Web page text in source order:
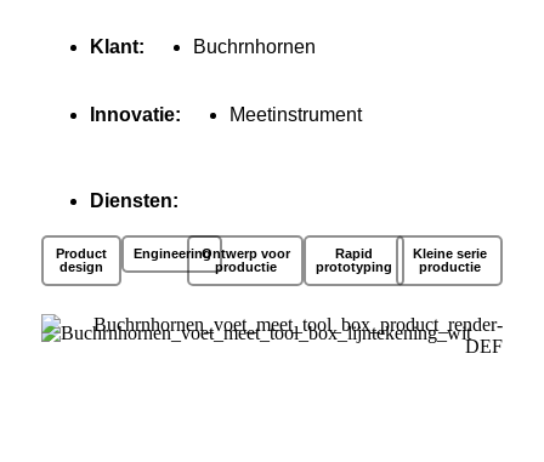
Klant: Buchrnhornen
Innovatie: Meetinstrument
Diensten:
Product
design
EngineeringOntwerp voor
productie
Rapid
prototyping
Kleine serie
productie